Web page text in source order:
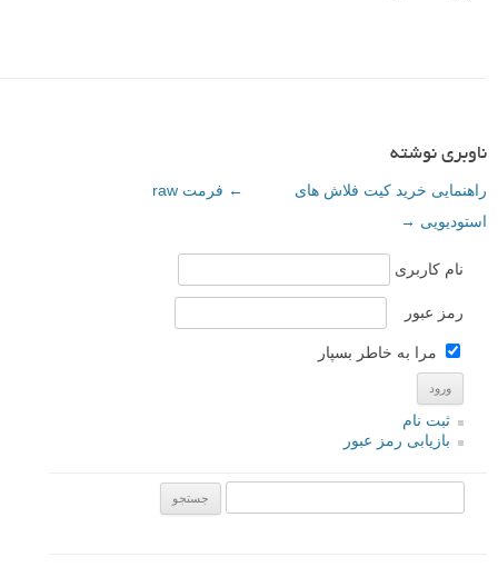
ناوبری نوشته
← فرمت raw
راهنمایی خرید کیت فلاش های
استودیویی →
نام کاربری
رمز عبور
مرا به خاطر بسپار
ثبت نام
بازیابی رمز عبور